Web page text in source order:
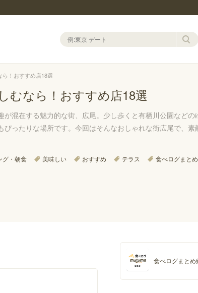
！おすすめ店18選
むなら！おすすめ店18選
混在する魅力的な街、広尾。少し歩くと有栖川公園などの
ったりな場所です。今回はそんなおしゃれな街広尾で、素
グ・朝食 美味しい おすすめ テラス
食べログまと
食べログまとめ